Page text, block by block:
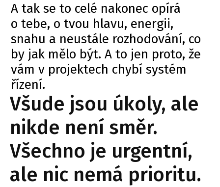
A tak se to celé nakonec opírá
o tebe, o tvou hlavu, energii,
snahu a neustále rozhodování, co
by jak mělo být. A to jen proto, že
vám v projektech chybí systém
řízení.
Všude jsou úkoly, ale
nikde není směr.
Všechno je urgentní,
ale nic nemá prioritu.